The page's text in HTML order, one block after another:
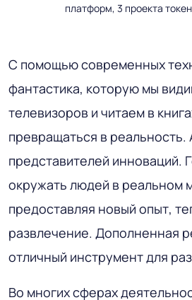
платформ, 3 проекта
С помощью современных
фантастика, которую мы
телевизоров и читаем в
превращаться в реальность.
представителей инноваций.
окружать людей в реальном
предоставляя новый опыт,
развлечение. Дополненная
отличный инструмент для
Во многих сферах